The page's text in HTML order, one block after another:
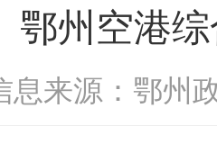
鄂州空港
息来源：鄂州